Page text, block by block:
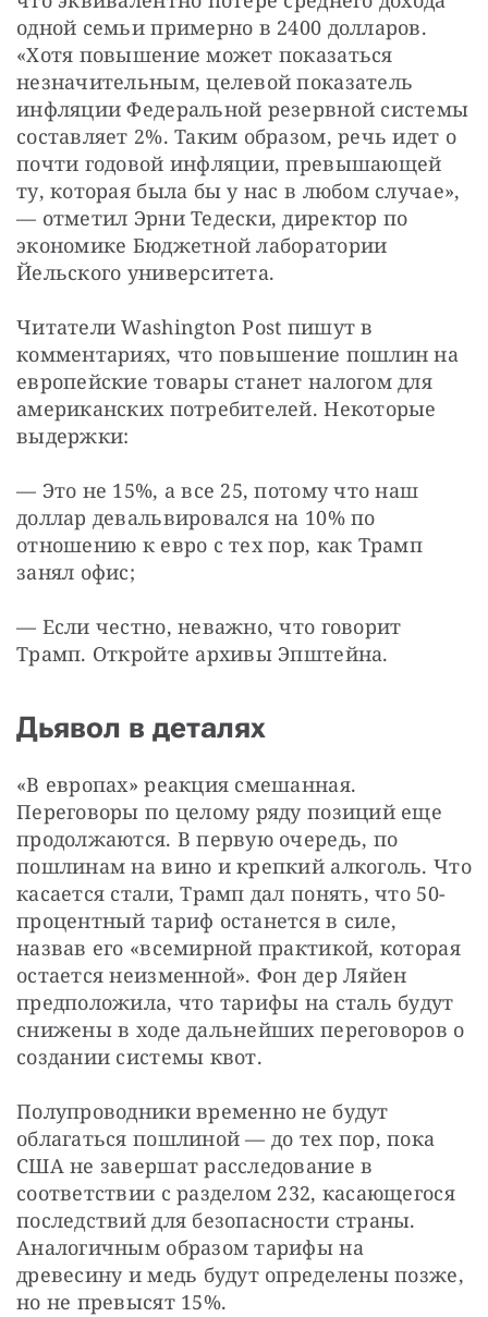
одной семьи примерно в 2400 долларов.
«Хотя повышение может показаться
незначительным, целевой показатель
инфляции Федеральной резервной системы
составляет 2%. Таким образом, речь идет о
почти годовой инфляции, превышающей
ту, которая была бы у нас в любом случае»,
— отметил Эрни Тедески, директор по
экономике Бюджетной лаборатории
Йельского университета.
Читатели Washington Post пишут в
комментариях, что повышение пошлин на
европейские товары станет налогом для
американских потребителей. Некоторые
выдержки:
— Это не 15%, а все 25, потому что наш
доллар девальвировался на 10% по
отношению к евро с тех пор, как Трамп
занял офис;
— Если честно, неважно, что говорит
Трамп. Откройте архивы Эпштейна.
Дьявол в деталях
«В европах» реакция смешанная.
Переговоры по целому ряду позиций еще
продолжаются. В первую очередь, по
пошлинам на вино и крепкий алкоголь. Что
касается стали, Трамп дал понять, что 50-
процентный тариф останется в силе,
назвав его «всемирной практикой, которая
остается неизменной». Фон дер Ляйен
предположила, что тарифы на сталь будут
снижены в ходе дальнейших переговоров о
создании системы квот.
Полупроводники временно не будут
облагаться пошлиной — до тех пор, пока
США не завершат расследование в
соответствии с разделом 232, касающегося
последствий для безопасности страны.
Аналогичным образом тарифы на
древесину и медь будут определены позже,
но не превысят 15%.